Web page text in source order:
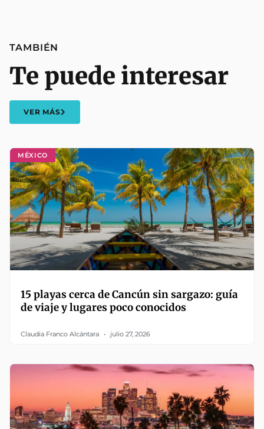
MÉXICO
15 playas cerca de Cancún sin sargazo: guía
de viaje y lugares poco conocidos
Claudia Franco Alcántara julio 27, 2026
TAMBIÉN
Te puede interesar
VER MÁS